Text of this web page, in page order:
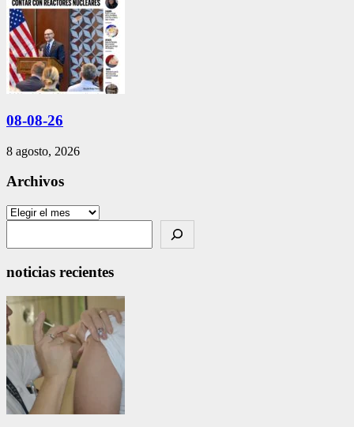
08-08-26
8 agosto, 2026
Archivos
Archivos
noticias recientes